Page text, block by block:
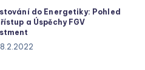
do Energetiky: Pohled
a Úspěchy FGV